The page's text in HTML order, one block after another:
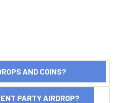
AND COINS?
PARTY AIRDROP?